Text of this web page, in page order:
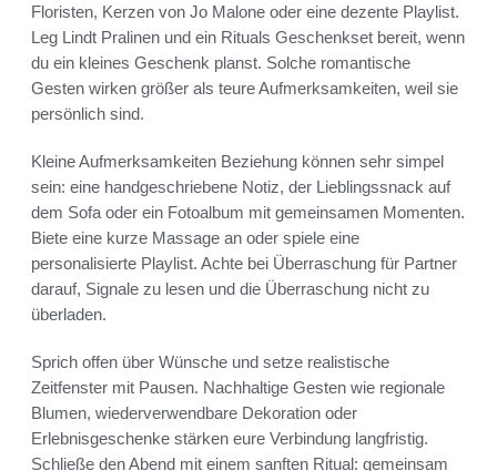
Floristen, Kerzen von Jo Malone oder eine dezente Playlist.
Leg Lindt Pralinen und ein Rituals Geschenkset bereit, wenn
du ein kleines Geschenk planst. Solche romantische
Gesten wirken größer als teure Aufmerksamkeiten, weil sie
persönlich sind.
Kleine Aufmerksamkeiten Beziehung können sehr simpel
sein: eine handgeschriebene Notiz, der Lieblingssnack auf
dem Sofa oder ein Fotoalbum mit gemeinsamen Momenten.
Biete eine kurze Massage an oder spiele eine
personalisierte Playlist. Achte bei Überraschung für Partner
darauf, Signale zu lesen und die Überraschung nicht zu
überladen.
Sprich offen über Wünsche und setze realistische
Zeitfenster mit Pausen. Nachhaltige Gesten wie regionale
Blumen, wiederverwendbare Dekoration oder
Erlebnisgeschenke stärken eure Verbindung langfristig.
Schließe den Abend mit einem sanften Ritual: gemeinsam